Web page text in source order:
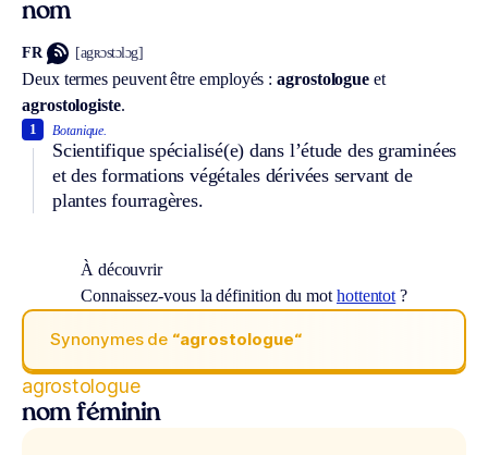
nom
FR [agʀɔstɔlɔg]
Deux termes peuvent être employés :agrostologue et
agrostologiste.
Botanique.
Scientifique spécialisé(e) dans l’étude des graminées
et des formations végétales dérivées servant de
plantes fourragères.
1
À découvrir
Connaissez-vous la définition du mot hottentot ?
Synonymes de “agrostologue“
agrostologue
nom féminin